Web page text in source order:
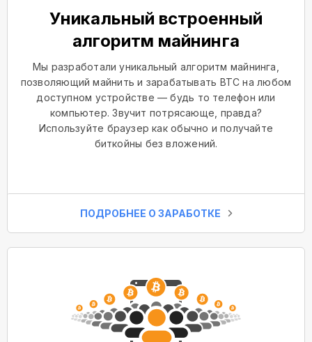
Уникальный встроенный
алгоритм майнинга
Мы разработали уникальный алгоритм майнинга,
позволяющий майнить и зарабатывать BTC на любом
доступном устройстве — будь то телефон или
компьютер. Звучит потрясающе, правда?
Используйте браузер как обычно и получайте
биткойны без вложений.
ПОДРОБНЕЕ О ЗАРАБОТКЕ